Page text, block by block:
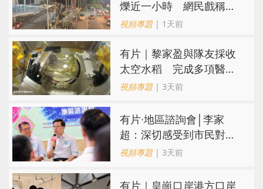
爍近一小時 網民戲稱
「葵芳夜繽紛」
視頻專題| 1天前
有片｜黎家盈與隊友採收
太空水稻 完成多項醫學
檢查
視頻專題| 3天前
有片∙地區諮詢會│李家
超：深切感受到市民對香
港未來期盼 會認真研究
視頻專題| 3天前
有片｜皇崗口岸港方口岸